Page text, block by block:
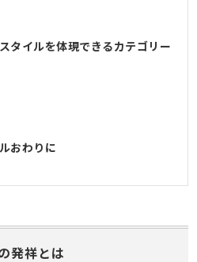
タイルを体現できるカテゴリー
おわりに
発祥とは